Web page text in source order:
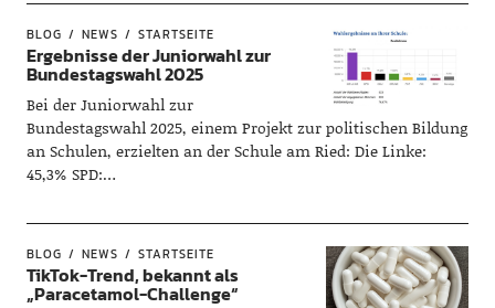
BLOG NEWS STARTSEITE
Ergebnisse der Juniorwahl zur
Bundestagswahl 2025
Bei der Juniorwahl zur
Bundestagswahl 2025, einem Projekt zur politischen Bildung
an Schulen, erzielten an der Schule am Ried: Die Linke:
45,3% SPD:…
BLOG NEWS STARTSEITE
TikTok-Trend, bekannt als
„Paracetamol-Challenge“